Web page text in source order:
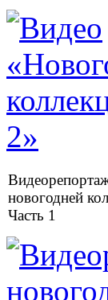
новогодней
Часть 1